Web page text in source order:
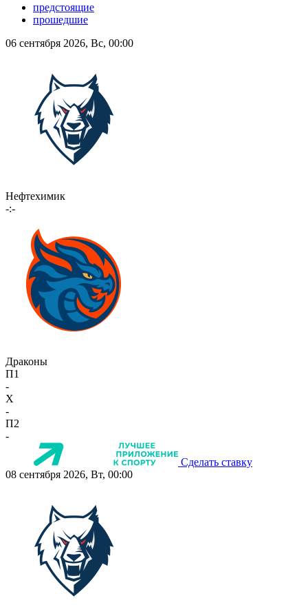
предстоящие
прошедшие
06 сентября 2026, Вс, 00:00
Нефтехимик
-:-
Драконы
П1
-
X
-
П2
-
Сделать ставку
08 сентября 2026, Вт, 00:00